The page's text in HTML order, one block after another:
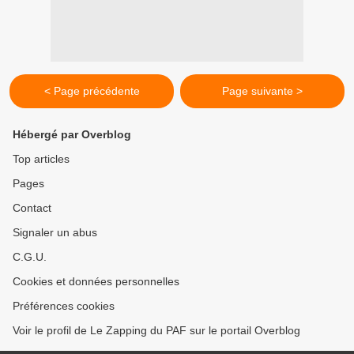
< Page précédente Page suivante >
Hébergé par Overblog
Top articles
Pages
Contact
Signaler un abus
C.G.U.
Cookies et données personnelles
Préférences cookies
Voir le profil de Le Zapping du PAF sur le portail Overblog